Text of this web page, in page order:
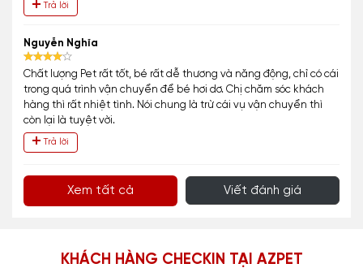
Trả lời
Nguyễn Nghĩa
Chất lượng Pet rất tốt, bé rất dễ thương và năng động, chỉ có cái
trong quá trình vận chuyển để bé hơi dơ. Chị chăm sóc khách
hàng thì rất nhiệt tình. Nói chung là trừ cái vụ vận chuyển thì
còn lại là tuyệt vời.
Trả lời
Xem tất cả Viết đánh giá
KHÁCH HÀNG CHECKIN TẠI AZPET